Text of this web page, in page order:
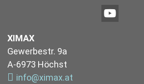
XIMAX
Gewerbestr. 9a
A-6973 Höchst
info@ximax.at